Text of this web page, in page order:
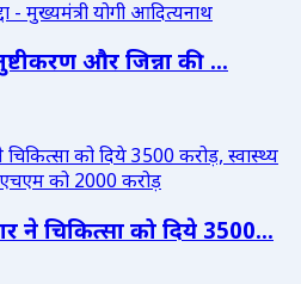
और जिन्ना की ...
ने चिकित्सा को दिये 3500...